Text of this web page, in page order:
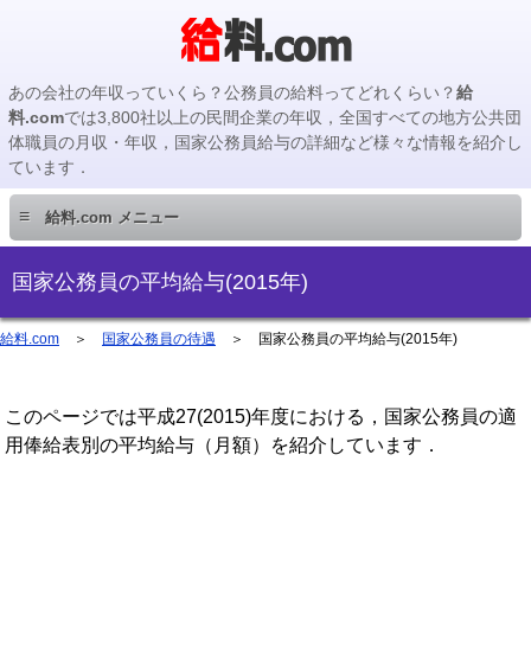
あの会社の年収っていくら？公務員の給料ってどれくらい？給
料.comでは3,800社以上の民間企業の年収，全国すべての地方公共団
体職員の月収・年収，国家公務員給与の詳細など様々な情報を紹介し
ています．
≡ 給料.com メニュー
民間企業編
国家公務員編
地方公務員給料検索
国家公務員の平均給与(2015年)
給料.com ＞ 国家公務員の待遇 ＞ 国家公務員の平均給与(2015年)
このページでは平成27(2015)年度における，国家公務員の適
用俸給表別の平均給与（月額）を紹介しています．